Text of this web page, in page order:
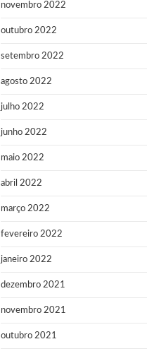
novembro 2022
outubro 2022
setembro 2022
agosto 2022
julho 2022
junho 2022
maio 2022
abril 2022
março 2022
fevereiro 2022
janeiro 2022
dezembro 2021
novembro 2021
outubro 2021